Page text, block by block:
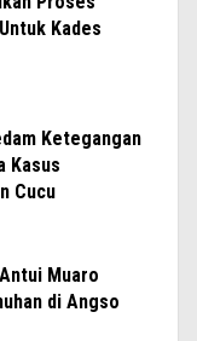
Kades
Ketegangan
Kasus
Cucu
Muaro
di Angso